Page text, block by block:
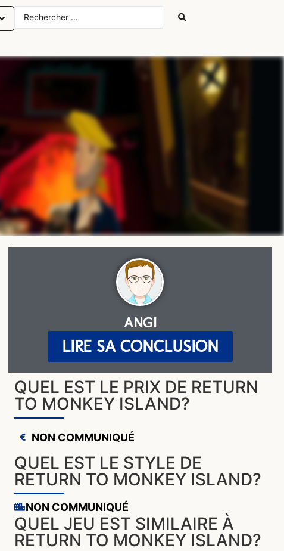
ANGI
LIRE SA CONCLUSION
QUEL EST LE PRIX DE RETURN
TO MONKEY ISLAND?
NON COMMUNIQUÉ
QUEL EST LE STYLE DE
RETURN TO MONKEY ISLAND?
NON COMMUNIQUÉ
QUEL JEU EST SIMILAIRE À
RETURN TO MONKEY ISLAND?